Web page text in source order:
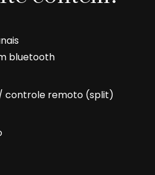
bluetooth
controle remoto (split)